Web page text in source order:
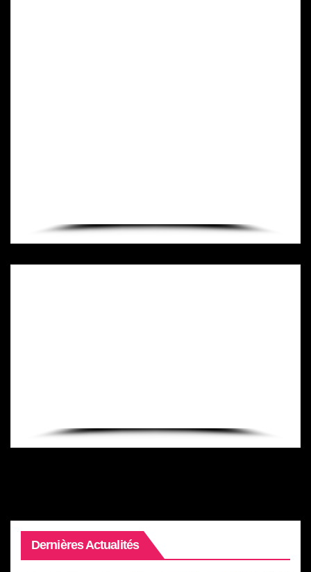
Dernières Actualités